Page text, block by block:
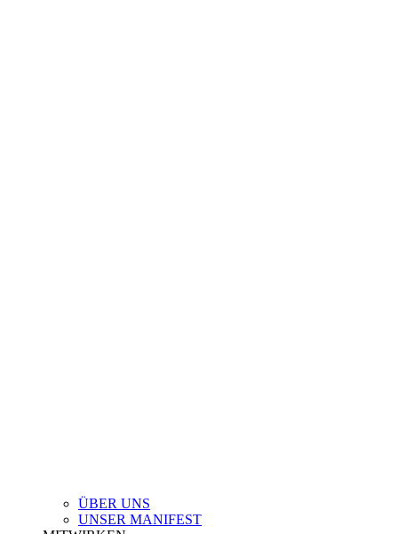
ÜBER UNS
UNSER MANIFEST